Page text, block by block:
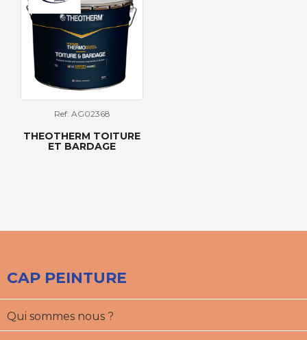
Ref: AG02368
THEOTHERM TOITURE
ET BARDAGE
CAP PEINTURE
Qui sommes nous ?